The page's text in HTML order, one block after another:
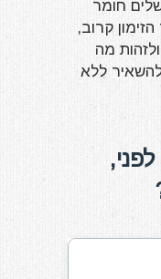
חומר
קרוב,
מה
ללא